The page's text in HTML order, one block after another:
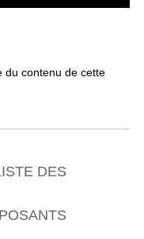
du contenu de cette
DES